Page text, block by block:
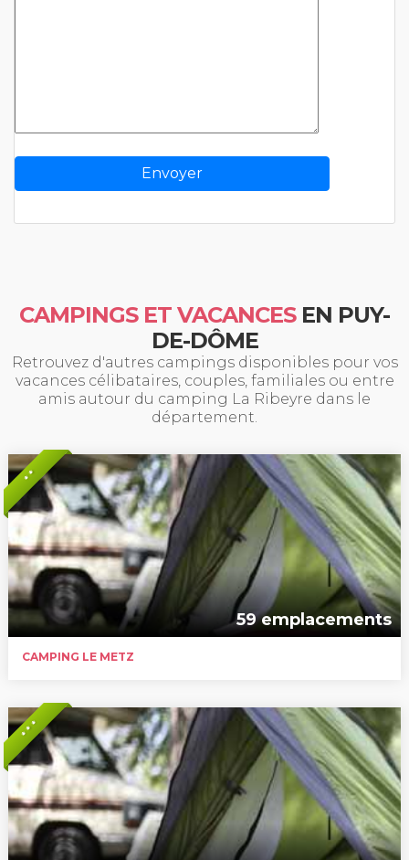
CAMPINGS ET VACANCESEN PUY-
DE-DÔME
Retrouvez d'autres campings disponibles pour vos
vacances célibataires, couples, familiales ou entre
amis autour du camping La Ribeyre dans le
département.
* *
59 emplacements
CAMPING LE METZ
* * *